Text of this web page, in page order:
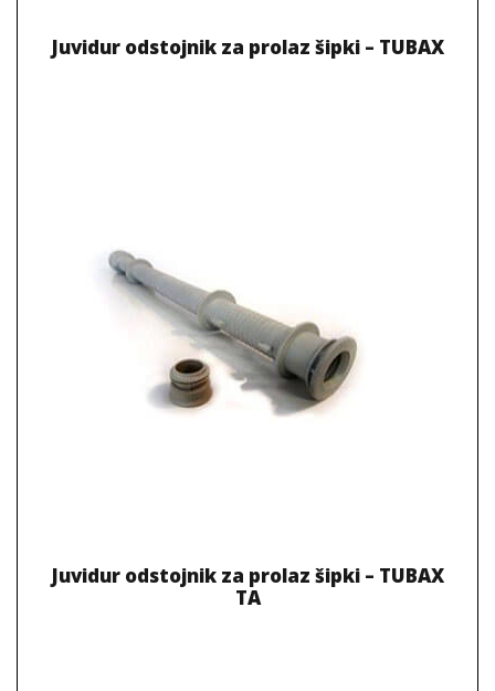
Juvidur odstojnik za prolaz šipki – TUBAX
Juvidur odstojnik za prolaz šipki – TUBAX
TA